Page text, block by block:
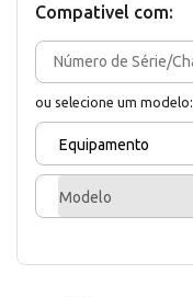
Compativel com:
ou selecione um modelo:
Equipamento
Modelo